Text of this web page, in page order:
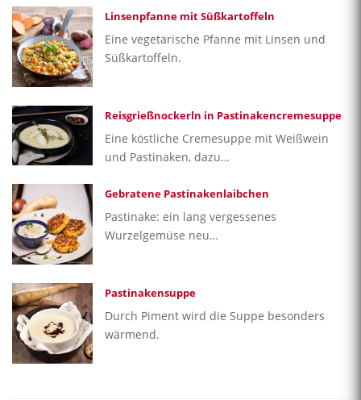
Linsenpfanne mit Süßkartoffeln
Eine vegetarische Pfanne mit Linsen und
Süßkartoffeln.
Reisgrießnockerln in Pastinakencremesuppe
Eine köstliche Cremesuppe mit Weißwein
und Pastinaken, dazu…
Gebratene Pastinakenlaibchen
Pastinake: ein lang vergessenes
Wurzelgemüse neu…
Pastinakensuppe
Durch Piment wird die Suppe besonders
wärmend.